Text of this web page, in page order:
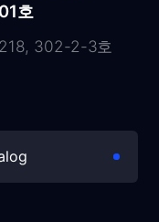
호
302-2-3호